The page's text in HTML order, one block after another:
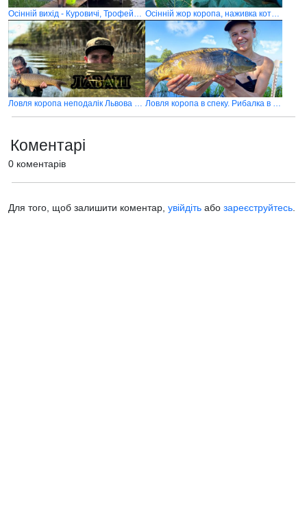
Осінній вихід - Куровичі, Трофейний короп активувався Осінній жор коропа, наживка котра розриває по холодній воді, рибалка сезону Куровичі
Ловля коропа неподалік Львова в липні Ловля коропа в спеку. Рибалка в Куровичах
Коментарі
0 коментарів
Для того, щоб залишити коментар, увійдіть або зареєструйтесь